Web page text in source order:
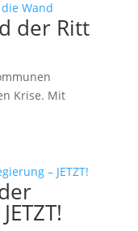
der Ritt
Krise. Mit